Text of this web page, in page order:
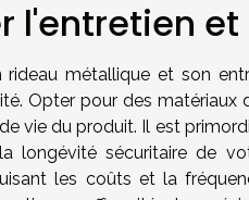
l'entretien
rideau métallique et son
Opter pour des
vie du produit. Il est
longévité sécuritaire de
les coûts et la